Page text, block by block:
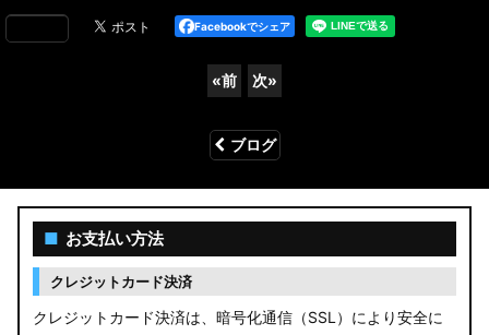
Facebookでシェア
«前 次»
ブログ
■ お支払い方法
クレジットカード決済
クレジットカード決済は、暗号化通信（SSL）により安全に